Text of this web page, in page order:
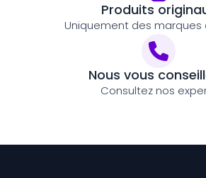
Produits
Uniquement des marques
Nous vous
Consultez nos